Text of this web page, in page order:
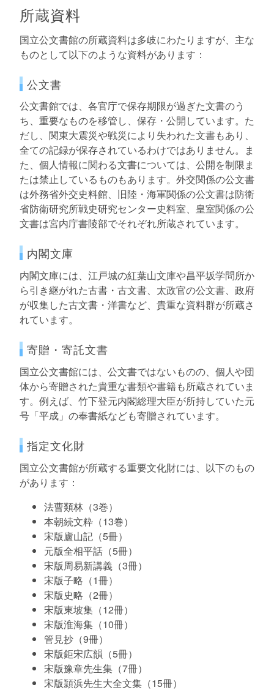
所蔵資料
国立公文書館の所蔵資料は多岐にわたりますが、主な
ものとして以下のような資料があります：
公文書
公文書館では、各官庁で保存期限が過ぎた文書のう
ち、重要なものを移管し、保存・公開しています。た
だし、関東大震災や戦災により失われた文書もあり、
全ての記録が保存されているわけではありません。ま
た、個人情報に関わる文書については、公開を制限ま
たは禁止しているものもあります。外交関係の公文書
は外務省外交史料館、旧陸・海軍関係の公文書は防衛
省防衛研究所戦史研究センター史料室、皇室関係の公
文書は宮内庁書陵部でそれぞれ所蔵されています。
内閣文庫
内閣文庫には、江戸城の紅葉山文庫や昌平坂学問所か
ら引き継がれた古書・古文書、太政官の公文書、政府
が収集した古文書・洋書など、貴重な資料群が所蔵さ
れています。
寄贈・寄託文書
国立公文書館には、公文書ではないものの、個人や団
体から寄贈された貴重な書類や書籍も所蔵されていま
す。例えば、竹下登元内閣総理大臣が所持していた元
号「平成」の奉書紙なども寄贈されています。
指定文化財
国立公文書館が所蔵する重要文化財には、以下のもの
があります：
法曹類林（3巻）
本朝続文粋（13巻）
宋版廬山記（5冊）
元版全相平話（5冊）
宋版周易新講義（3冊）
宋版子略（1冊）
宋版史略（2冊）
宋版東坡集（12冊）
宋版淮海集（10冊）
管見抄（9冊）
宋版鉅宋広韻（5冊）
宋版豫章先生集（7冊）
宋版頴浜先生大全文集（15冊）